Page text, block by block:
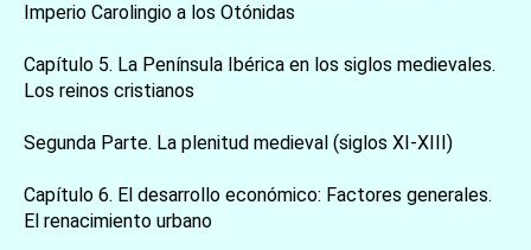
Imperio Carolingio a los Otónidas
Capítulo 5. La Península Ibérica en los siglos medievales.
Los reinos cristianos
Segunda Parte. La plenitud medieval (siglos XI-XIII)
Capítulo 6. El desarrollo económico: Factores generales.
El renacimiento urbano